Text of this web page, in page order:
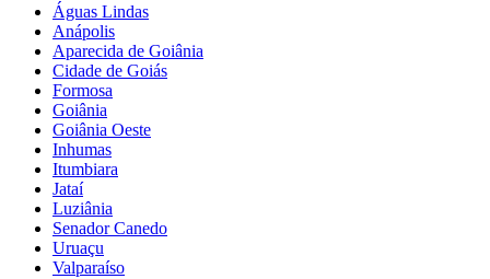
Águas Lindas
Anápolis
Aparecida de Goiânia
Cidade de Goiás
Formosa
Goiânia
Goiânia Oeste
Inhumas
Itumbiara
Jataí
Luziânia
Senador Canedo
Uruaçu
Valparaíso